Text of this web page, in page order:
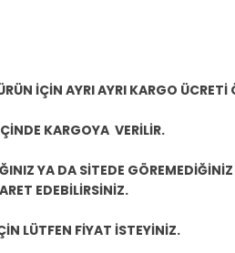
İÇİN AYRI AYRI KARGO ÜCRETİ
KARGOYA VERİLİR.
YA DA SİTEDE GÖREMEDİĞİNİZ
EDEBİLİRSİNİZ.
LÜTFEN FİYAT İSTEYİNİZ.